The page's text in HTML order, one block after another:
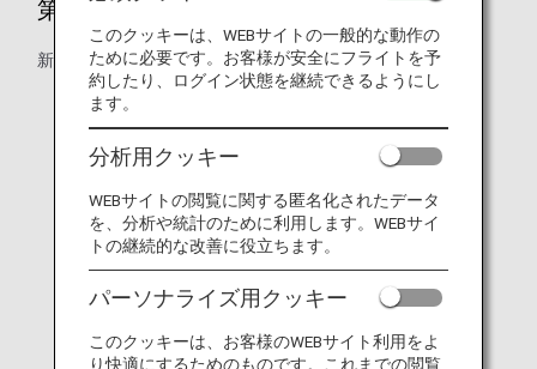
第2条 定義
新たに以下の定義を追記しました。
プレミアムメンバー
スター アライアンス
スター アライアンスゴールドメンバー
スター アライアンスシルバーメンバー
このクッキーは、WEBサイトの一般的な動作の
ために必要です。お客様が安全にフライトを予
約したり、ログイン状態を継続できるようにし
ます。
分析用クッキー
WEBサイトの閲覧に関する匿名化されたデータ
を、分析や統計のために利用します。WEBサイ
トの継続的な改善に役立ちます。
パーソナライズ用クッキー
このクッキーは、お客様のWEBサイト利用をよ
り快適にするためのものです。これまでの閲覧